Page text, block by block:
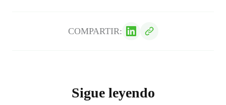
COMPARTIR:
Sigue leyendo